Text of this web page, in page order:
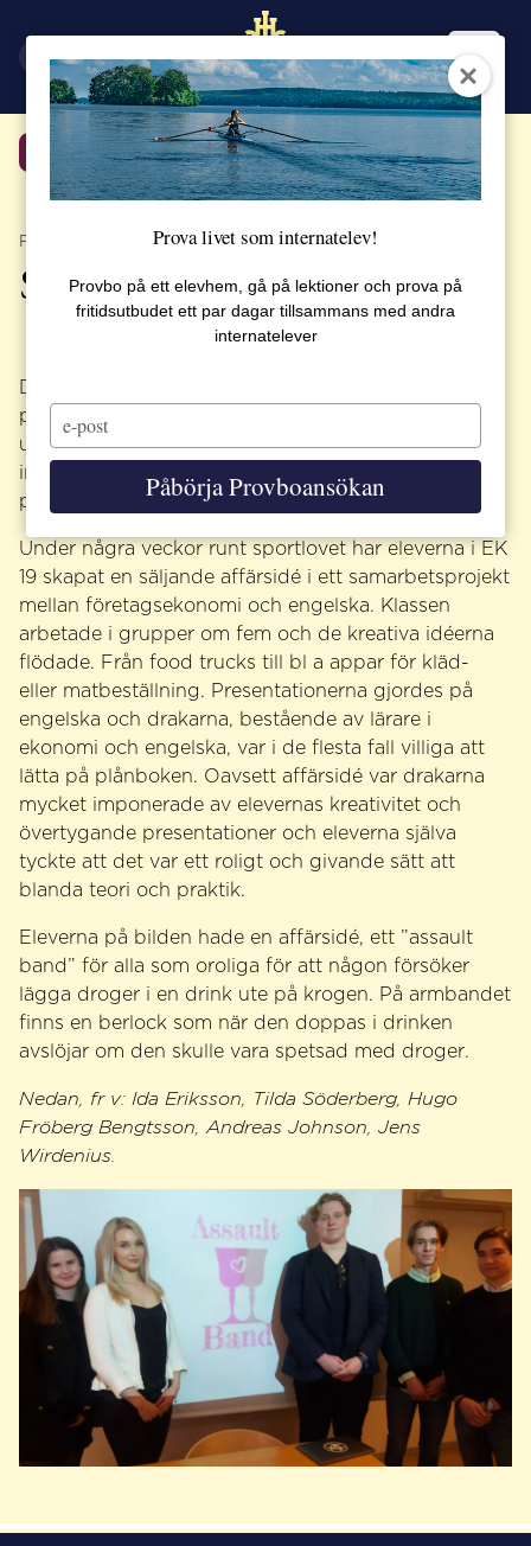
Tillbaka
PUBLICERAT 31 MARS 2017
SSHL elevers egna Draknäste
Dragons’ Den, på svenska kallad Draknästet, är ett
populärt TV-program där förhoppningsfulla
uppfinnare och småföretagare hoppas hitta
investerare bland ett antal ”drakar” med stinn
plånbok.
Under några veckor runt sportlovet har eleverna i EK
19 skapat en säljande affärsidé i ett samarbetsprojekt
mellan företagsekonomi och engelska. Klassen
arbetade i grupper om fem och de kreativa idéerna
flödade. Från food trucks till bl a appar för kläd-
eller matbeställning. Presentationerna gjordes på
engelska och drakarna, bestående av lärare i
ekonomi och engelska, var i de flesta fall villiga att
lätta på plånboken. Oavsett affärsidé var drakarna
mycket imponerade av elevernas kreativitet och
övertygande presentationer och eleverna själva
tyckte att det var ett roligt och givande sätt att
blanda teori och praktik.
Eleverna på bilden hade en affärsidé, ett ”assault
band” för alla som oroliga för att någon försöker
lägga droger i en drink ute på krogen. På armbandet
finns en berlock som när den doppas i drinken
avslöjar om den skulle vara spetsad med droger.
Nedan, fr v: Ida Eriksson, Tilda Söderberg, Hugo
Fröberg Bengtsson, Andreas Johnson, Jens
Wirdenius.
Prova livet som internatelev!
Provbo på ett elevhem, gå på lektioner och prova på
fritidsutbudet ett par dagar tillsammans med andra
internatelever
your
email
Påbörja Provboansökan